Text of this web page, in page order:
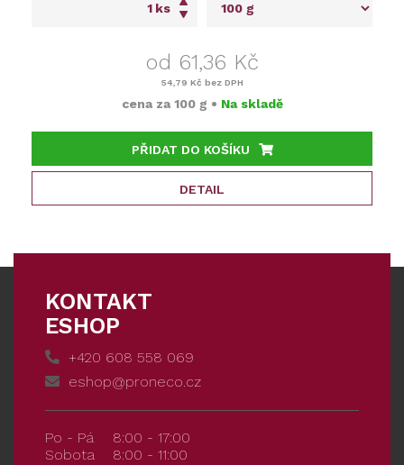
ks
od 61,36 Kč
54,79 Kč bez DPH
cena za 100 g • Na skladě
PŘIDAT DO KOŠÍKU
DETAIL
KONTAKT
ESHOP
+420 608 558 069
eshop@proneco.cz
Po - Pá
8:00 - 17:00
Sobota
8:00 - 11:00